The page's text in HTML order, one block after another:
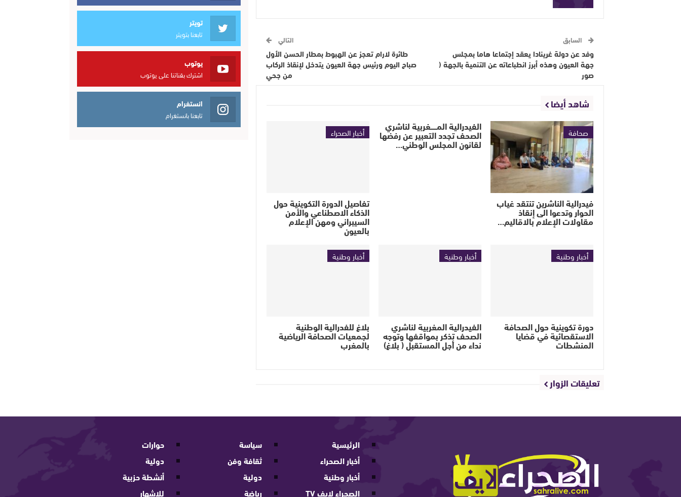
السابق
وفد عن دولة غرينادا يعقد إجتماعا هاما بمجلس
جهة العيون وهذه أبرز انطباعاته عن التنمية بالجهة (
صور
التالي
طائرة لارام تعجز عن الهبوط بمطار الحسن الأول
صباح اليوم ورئيس جهة العيون يتدخل لإنقاذ الركاب
من جحي
شاهد أيضا
صحافة
فيدرالية الناشرين تنتقد غياب
الحوار وتدعوا الى إنقاذ
مقاولات الإعلام بالاقاليم…
الفيدرالية المــــــغربية لناشري
الصحف تجدد التعبير عن رفضها
لقانون المجلس الوطني…
أخبار الصحراء
تفاصيل الدورة التكوينية حول
الذكاء الاصطناعي والأمن
السيبراني ومهن الإعلام
بالعيون
أخبار وطنية
دورة تكوينية حول الصحافة
الاستقصائية في قضايا
المنشطات
أخبار وطنية
الفيدرالية المغربية لناشري
الصحف تذكر بمواقفها وتوجه
نداء من أجل المستقبل ( بلاغ)
أخبار وطنية
بلاغ للفدرالية الوطنية
لجمعيات الصحافة الرياضية
بالمغرب
تعليقات الزوار
تويتر
تابعنا بتويتر
يوتوب
اشترك بقناتنا على يوتوب
انستغرام
تابعنا بانستغرام
الرئيسية
أخبار الصحراء
أخبار وطنية
الصحراء لايف TV
سياسة
ثقافة وفن
دولية
رياضة
حوارات
دولية
أنشطة حزبية
للإشهار